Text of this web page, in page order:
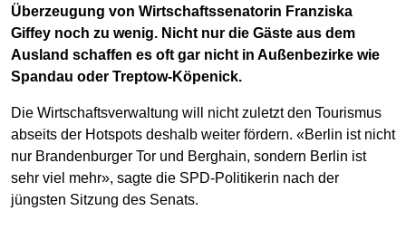
Überzeugung von Wirtschaftssenatorin Franziska
Giffey noch zu wenig. Nicht nur die Gäste aus dem
Ausland schaffen es oft gar nicht in Außenbezirke wie
Spandau oder Treptow-Köpenick.
Die Wirtschaftsverwaltung will nicht zuletzt den Tourismus
abseits der Hotspots deshalb weiter fördern. «Berlin ist nicht
nur Brandenburger Tor und Berghain, sondern Berlin ist
sehr viel mehr», sagte die SPD-Politikerin nach der
jüngsten Sitzung des Senats.